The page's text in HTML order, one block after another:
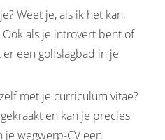
Weet je, als ik het kan,
als je introvert bent of
een golfslagbad in je
met je curriculum vitae?
en kan je precies
je wegwerp-CV een